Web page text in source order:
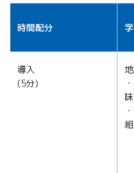
時間配分
導入
(5分)